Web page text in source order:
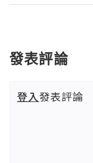
發表評論
登入發表評論